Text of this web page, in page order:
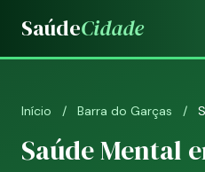
SaúdeCidade
Início / Barra do Garças /
Saúde Mental